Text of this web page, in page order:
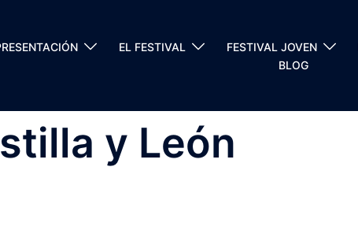
EL FESTIVAL FESTIVAL JOVEN
BLOG
y León